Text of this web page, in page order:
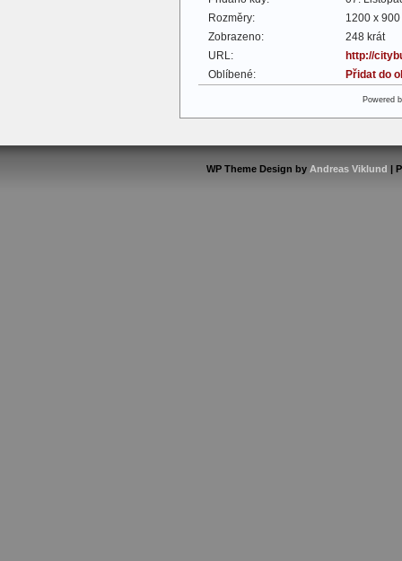
Rozměry:
1200 x
Zobrazeno:
248 krát
URL:
http://
Oblíbené:
Přidat do
Powered
WP Theme Design by Andreas Viklund |